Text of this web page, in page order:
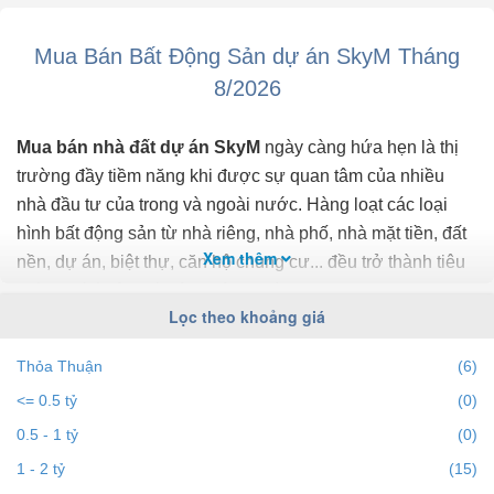
Mua Bán Bất Động Sản dự án SkyM Tháng
8/2026
Mua bán nhà đất dự án SkyM ngày càng hứa hẹn là thị
trường đầy tiềm năng khi được sự quan tâm của nhiều
nhà đầu tư của trong và ngoài nước. Hàng loạt các loại
hình bất động sản từ nhà riêng, nhà phố, nhà mặt tiền, đất
nền, dự án, biệt thự, căn hộ chung cư... đều trở thành tiêu
chính xác nhất, mới nhất hãy truy cập vào bds68.com.vn
để theo dõi
tháng 8/2026.
Với bds68.com.vn bạn dễ dành lọc theo địa điểm, giá, diện
tích, dự án, đường phố, số phòng ngủ và hướng để tìm ra
Xem thêm
Lọc theo khoảng giá
Thỏa Thuận
(6)
<= 0.5 tỷ
(0)
0.5 - 1 tỷ
(0)
1 - 2 tỷ
(15)